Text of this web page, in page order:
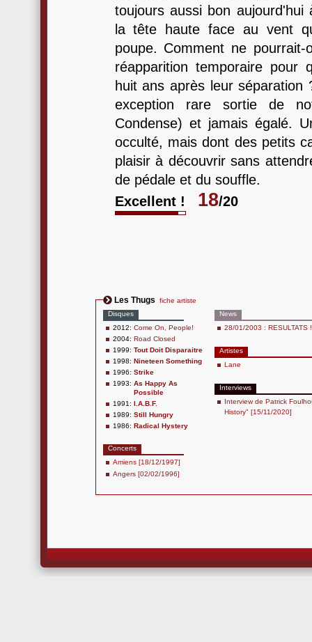
toujours aussi bon
la tête haute face au vent
poupe. Comment ne
réapparition temporaire pour
huit ans après leur séparation
exception rare sortie de
Condense) et jamais égalé.
occulté, mais dont des petits
plaisir à découvrir sans
de pédale et du souffle.
Excellent !
18/20
Les Thugs
fiche artiste
Disques
2012: Come On, People!
2004: Road Closed
1999: Tout Doit Disparaitre
1998: Nineteen Something
1996: Strike
1993: As Happy As
Possible
1991: I.A.B.F.
1989: Still Hungry
1986: Radical Hystery
Concerts
Amiens [18/12/1997]
Angers [02/02/1996]
News
28/01/2003 : RESULTATS
Artistes
Lane
Interviews
Interview de Patrick
History" [15/11/2020]